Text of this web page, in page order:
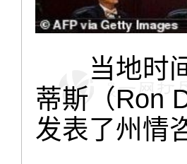
当地时间
蒂斯（Ron
发表了州情